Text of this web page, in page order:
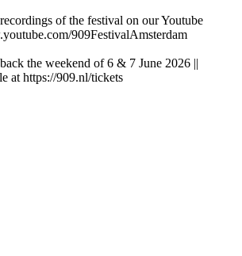
of the festival on our Youtube
909FestivalAmsterdam
the weekend of 6 & 7 June 2026 ||
at https://909.nl/tickets